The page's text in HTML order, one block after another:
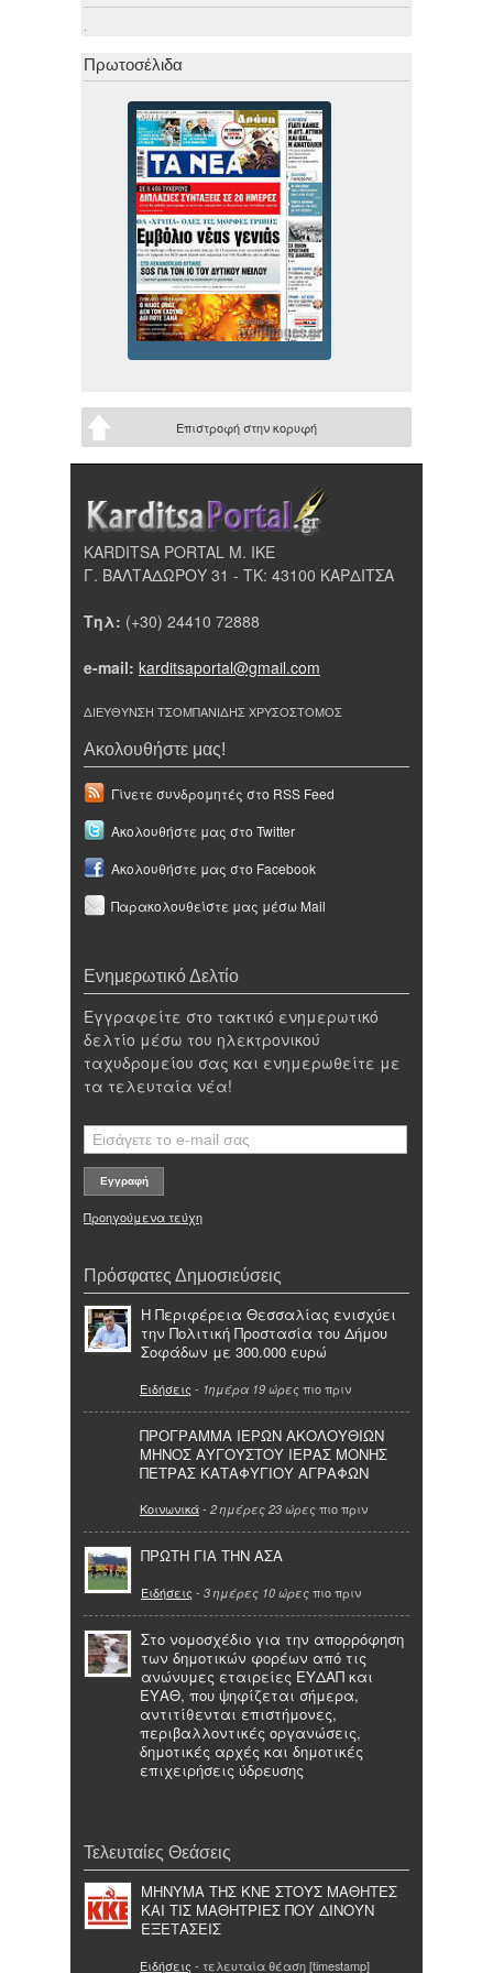
.
Πρωτοσέλιδα
Επιστροφή στην κορυφή
KARDITSA PORTAL Μ. ΙΚΕ
Γ. ΒΑΛΤΑΔΩΡΟΥ 31 - ΤΚ: 43100 ΚΑΡΔΙΤΣΑ
Τηλ: (+30) 24410 72888
e-mail: karditsaportal@gmail.com
ΔΙΕΥΘΥΝΣΗ ΤΣΟΜΠΑΝΙΔΗΣ ΧΡΥΣΟΣΤΟΜΟΣ
Ακολουθήστε μας!
Γίνετε συνδρομητές στο RSS Feed
Ακολουθήστε μας στο Twitter
Ακολουθήστε μας στο Facebook
Παρακολουθείστε μας μέσω Mail
Ενημερωτικό Δελτίο
Εγγραφείτε στο τακτικό ενημερωτικό
δελτίο μέσω του ηλεκτρονικού
ταχυδρομείου σας και ενημερωθείτε με
τα τελευταία νέα!
Προηγούμενα τεύχη
Πρόσφατες Δημοσιεύσεις
Η Περιφέρεια Θεσσαλίας ενισχύει
την Πολιτική Προστασία του Δήμου
Σοφάδων με 300.000 ευρώ
Ειδήσεις - 1ημέρα 19 ώρες πιο πριν
ΠΡΟΓΡΑΜΜΑ ΙΕΡΩΝ ΑΚΟΛΟΥΘΙΩΝ
ΜΗΝΟΣ ΑΥΓΟΥΣΤΟΥ ΙΕΡΑΣ ΜΟΝΗΣ
ΠΕΤΡΑΣ ΚΑΤΑΦΥΓΙΟΥ ΑΓΡΑΦΩΝ
Κοινωνικά- 2 ημέρες 23 ώρες πιο πριν
ΠΡΩΤΗ ΓΙΑ ΤΗΝ ΑΣΑ
Ειδήσεις - 3 ημέρες 10 ώρες πιο πριν
Στο νομοσχέδιο για την απορρόφηση
των δημοτικών φορέων από τις
ανώνυμες εταιρείες ΕΥΔΑΠ και
ΕΥΑΘ, που ψηφίζεται σήμερα,
αντιτίθενται επιστήμονες,
περιβαλλοντικές οργανώσεις,
δημοτικές αρχές και δημοτικές
επιχειρήσεις ύδρευσης
Τελευταίες Θεάσεις
ΜΗΝΥΜΑ ΤΗΣ ΚΝΕ ΣΤΟΥΣ ΜΑΘΗΤΕΣ
ΚΑΙ ΤΙΣ ΜΑΘΗΤΡΙΕΣ ΠΟΥ ΔΙΝΟΥΝ
ΕΞΕΤΑΣΕΙΣ
Ειδήσεις - τελευταία θέαση [timestamp]